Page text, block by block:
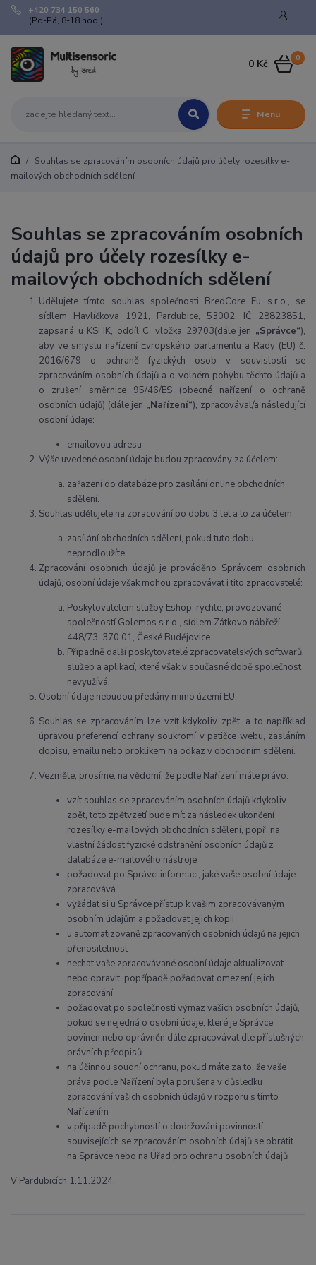
Menu
+420 734 150 560
(Po-Pá, 8-18 hod.)
0
0 Kč
Souhlas se zpracováním osobních údajů pro účely rozesílky e-
mailových obchodních sdělení
Souhlas se zpracováním osobních
údajů pro účely rozesílky e-
mailových obchodních sdělení
Udělujete tímto souhlas společnosti BredCore Eu s.r.o., se
sídlem Havlíčkova 1921, Pardubice, 53002, IČ 28823851,
zapsaná u KSHK, oddíl C, vložka 29703(dále jen „Správce“),
aby ve smyslu nařízení Evropského parlamentu a Rady (EU) č.
2016/679 o ochraně fyzických osob v souvislosti se
zpracováním osobních údajů a o volném pohybu těchto údajů a
o zrušení směrnice 95/46/ES (obecné nařízení o ochraně
osobních údajů) (dále jen „Nařízení“), zpracovával/a následující
osobní údaje:
emailovou adresu
Výše uvedené osobní údaje budou zpracovány za účelem:
zařazení do databáze pro zasílání online obchodních
sdělení.
Souhlas udělujete na zpracování po dobu 3 let a to za účelem:
zasílání obchodních sdělení, pokud tuto dobu
neprodloužíte
Zpracování osobních údajů je prováděno Správcem osobních
údajů, osobní údaje však mohou zpracovávat i tito zpracovatelé:
Poskytovatelem služby Eshop-rychle, provozované
společností Golemos s.r.o., sídlem Zátkovo nábřeží
448/73, 370 01, České Budějovice
Případně další poskytovatelé zpracovatelských softwarů,
služeb a aplikací, které však v současné době společnost
nevyužívá.
Osobní údaje nebudou předány mimo území EU.
Souhlas se zpracováním lze vzít kdykoliv zpět, a to například
úpravou preferencí ochrany soukromí v patičce webu, zasláním
dopisu, emailu nebo proklikem na odkaz v obchodním sdělení.
Vezměte, prosíme, na vědomí, že podle Nařízení máte právo:
vzít souhlas se zpracováním osobních údajů kdykoliv
zpět, toto zpětvzetí bude mít za následek ukončení
rozesílky e-mailových obchodních sdělení, popř. na
vlastní žádost fyzické odstranění osobních údajů z
databáze e-mailového nástroje
požadovat po Správci informaci, jaké vaše osobní údaje
zpracovává
vyžádat si u Správce přístup k vašim zpracovávaným
osobním údajům a požadovat jejich kopii
u automatizovaně zpracovaných osobních údajů na jejich
přenositelnost
nechat vaše zpracovávané osobní údaje aktualizovat
nebo opravit, popřípadě požadovat omezení jejich
zpracování
požadovat po společnosti výmaz vašich osobních údajů,
pokud se nejedná o osobní údaje, které je Správce
povinen nebo oprávněn dále zpracovávat dle příslušných
právních předpisů
na účinnou soudní ochranu, pokud máte za to, že vaše
práva podle Nařízení byla porušena v důsledku
zpracování vašich osobních údajů v rozporu s tímto
Nařízením
v případě pochybností o dodržování povinností
souvisejících se zpracováním osobních údajů se obrátit
na Správce nebo na Úřad pro ochranu osobních údajů
V Pardubicích 1.11.2024.